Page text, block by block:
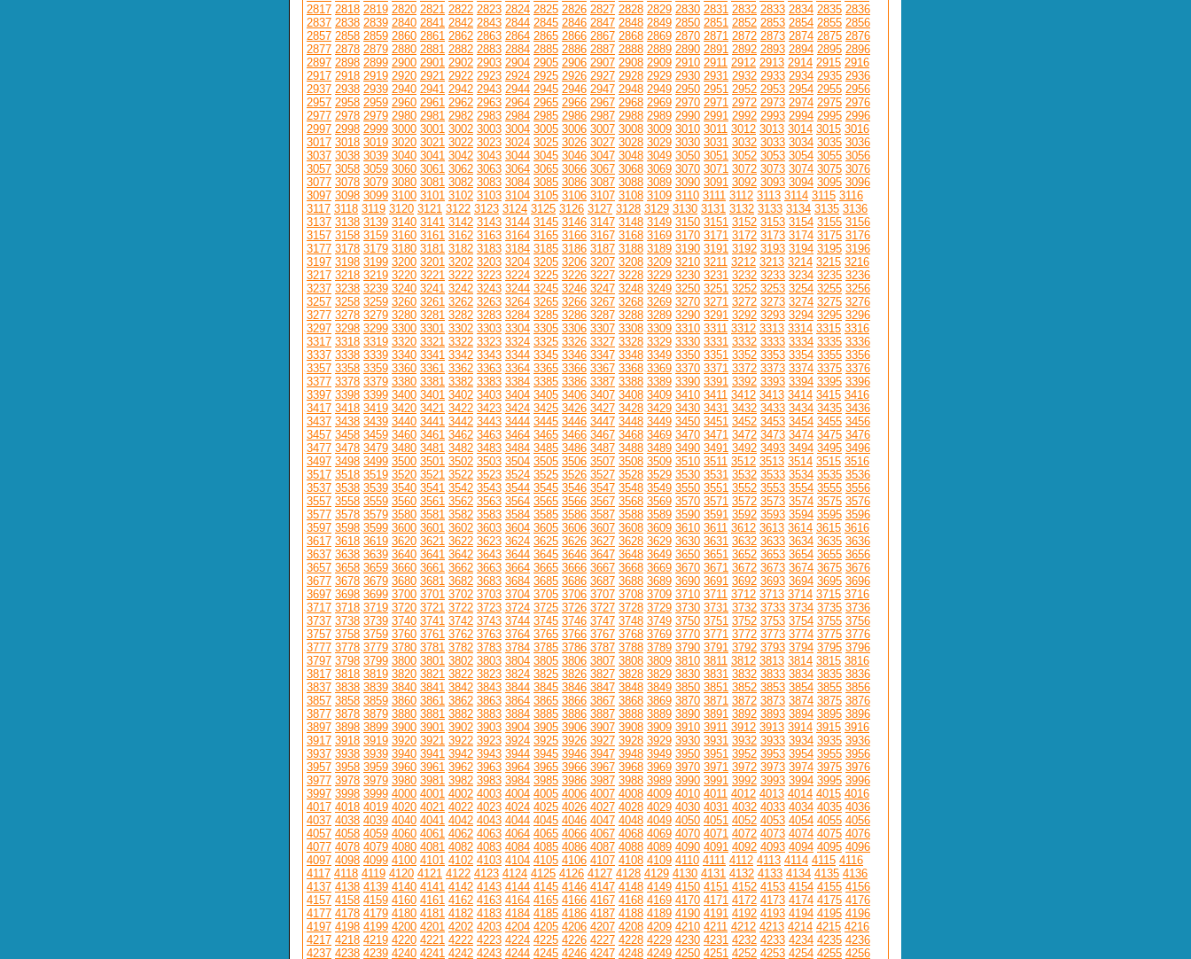
2817 2818 2819 2820 2821 2822 2823 2824 2825 2826 2827 2828 2829 2830 2831 2832 2833 2834 2835 2836
2837 2838 2839 2840 2841 2842 2843 2844 2845 2846 2847 2848 2849 2850 2851 2852 2853 2854 2855 2856
2857 2858 2859 2860 2861 2862 2863 2864 2865 2866 2867 2868 2869 2870 2871 2872 2873 2874 2875 2876
2877 2878 2879 2880 2881 2882 2883 2884 2885 2886 2887 2888 2889 2890 2891 2892 2893 2894 2895 2896
2897 2898 2899 2900 2901 2902 2903 2904 2905 2906 2907 2908 2909 2910 2911 2912 2913 2914 2915 2916
2917 2918 2919 2920 2921 2922 2923 2924 2925 2926 2927 2928 2929 2930 2931 2932 2933 2934 2935 2936
2937 2938 2939 2940 2941 2942 2943 2944 2945 2946 2947 2948 2949 2950 2951 2952 2953 2954 2955 2956
2957 2958 2959 2960 2961 2962 2963 2964 2965 2966 2967 2968 2969 2970 2971 2972 2973 2974 2975 2976
2977 2978 2979 2980 2981 2982 2983 2984 2985 2986 2987 2988 2989 2990 2991 2992 2993 2994 2995 2996
2997 2998 2999 3000 3001 3002 3003 3004 3005 3006 3007 3008 3009 3010 3011 3012 3013 3014 3015 3016
3017 3018 3019 3020 3021 3022 3023 3024 3025 3026 3027 3028 3029 3030 3031 3032 3033 3034 3035 3036
3037 3038 3039 3040 3041 3042 3043 3044 3045 3046 3047 3048 3049 3050 3051 3052 3053 3054 3055 3056
3057 3058 3059 3060 3061 3062 3063 3064 3065 3066 3067 3068 3069 3070 3071 3072 3073 3074 3075 3076
3077 3078 3079 3080 3081 3082 3083 3084 3085 3086 3087 3088 3089 3090 3091 3092 3093 3094 3095 3096
3097 3098 3099 3100 3101 3102 3103 3104 3105 3106 3107 3108 3109 3110 3111 3112 3113 3114 3115 3116
3117 3118 3119 3120 3121 3122 3123 3124 3125 3126 3127 3128 3129 3130 3131 3132 3133 3134 3135 3136
3137 3138 3139 3140 3141 3142 3143 3144 3145 3146 3147 3148 3149 3150 3151 3152 3153 3154 3155 3156
3157 3158 3159 3160 3161 3162 3163 3164 3165 3166 3167 3168 3169 3170 3171 3172 3173 3174 3175 3176
3177 3178 3179 3180 3181 3182 3183 3184 3185 3186 3187 3188 3189 3190 3191 3192 3193 3194 3195 3196
3197 3198 3199 3200 3201 3202 3203 3204 3205 3206 3207 3208 3209 3210 3211 3212 3213 3214 3215 3216
3217 3218 3219 3220 3221 3222 3223 3224 3225 3226 3227 3228 3229 3230 3231 3232 3233 3234 3235 3236
3237 3238 3239 3240 3241 3242 3243 3244 3245 3246 3247 3248 3249 3250 3251 3252 3253 3254 3255 3256
3257 3258 3259 3260 3261 3262 3263 3264 3265 3266 3267 3268 3269 3270 3271 3272 3273 3274 3275 3276
3277 3278 3279 3280 3281 3282 3283 3284 3285 3286 3287 3288 3289 3290 3291 3292 3293 3294 3295 3296
3297 3298 3299 3300 3301 3302 3303 3304 3305 3306 3307 3308 3309 3310 3311 3312 3313 3314 3315 3316
3317 3318 3319 3320 3321 3322 3323 3324 3325 3326 3327 3328 3329 3330 3331 3332 3333 3334 3335 3336
3337 3338 3339 3340 3341 3342 3343 3344 3345 3346 3347 3348 3349 3350 3351 3352 3353 3354 3355 3356
3357 3358 3359 3360 3361 3362 3363 3364 3365 3366 3367 3368 3369 3370 3371 3372 3373 3374 3375 3376
3377 3378 3379 3380 3381 3382 3383 3384 3385 3386 3387 3388 3389 3390 3391 3392 3393 3394 3395 3396
3397 3398 3399 3400 3401 3402 3403 3404 3405 3406 3407 3408 3409 3410 3411 3412 3413 3414 3415 3416
3417 3418 3419 3420 3421 3422 3423 3424 3425 3426 3427 3428 3429 3430 3431 3432 3433 3434 3435 3436
3437 3438 3439 3440 3441 3442 3443 3444 3445 3446 3447 3448 3449 3450 3451 3452 3453 3454 3455 3456
3457 3458 3459 3460 3461 3462 3463 3464 3465 3466 3467 3468 3469 3470 3471 3472 3473 3474 3475 3476
3477 3478 3479 3480 3481 3482 3483 3484 3485 3486 3487 3488 3489 3490 3491 3492 3493 3494 3495 3496
3497 3498 3499 3500 3501 3502 3503 3504 3505 3506 3507 3508 3509 3510 3511 3512 3513 3514 3515 3516
3517 3518 3519 3520 3521 3522 3523 3524 3525 3526 3527 3528 3529 3530 3531 3532 3533 3534 3535 3536
3537 3538 3539 3540 3541 3542 3543 3544 3545 3546 3547 3548 3549 3550 3551 3552 3553 3554 3555 3556
3557 3558 3559 3560 3561 3562 3563 3564 3565 3566 3567 3568 3569 3570 3571 3572 3573 3574 3575 3576
3577 3578 3579 3580 3581 3582 3583 3584 3585 3586 3587 3588 3589 3590 3591 3592 3593 3594 3595 3596
3597 3598 3599 3600 3601 3602 3603 3604 3605 3606 3607 3608 3609 3610 3611 3612 3613 3614 3615 3616
3617 3618 3619 3620 3621 3622 3623 3624 3625 3626 3627 3628 3629 3630 3631 3632 3633 3634 3635 3636
3637 3638 3639 3640 3641 3642 3643 3644 3645 3646 3647 3648 3649 3650 3651 3652 3653 3654 3655 3656
3657 3658 3659 3660 3661 3662 3663 3664 3665 3666 3667 3668 3669 3670 3671 3672 3673 3674 3675 3676
3677 3678 3679 3680 3681 3682 3683 3684 3685 3686 3687 3688 3689 3690 3691 3692 3693 3694 3695 3696
3697 3698 3699 3700 3701 3702 3703 3704 3705 3706 3707 3708 3709 3710 3711 3712 3713 3714 3715 3716
3717 3718 3719 3720 3721 3722 3723 3724 3725 3726 3727 3728 3729 3730 3731 3732 3733 3734 3735 3736
3737 3738 3739 3740 3741 3742 3743 3744 3745 3746 3747 3748 3749 3750 3751 3752 3753 3754 3755 3756
3757 3758 3759 3760 3761 3762 3763 3764 3765 3766 3767 3768 3769 3770 3771 3772 3773 3774 3775 3776
3777 3778 3779 3780 3781 3782 3783 3784 3785 3786 3787 3788 3789 3790 3791 3792 3793 3794 3795 3796
3797 3798 3799 3800 3801 3802 3803 3804 3805 3806 3807 3808 3809 3810 3811 3812 3813 3814 3815 3816
3817 3818 3819 3820 3821 3822 3823 3824 3825 3826 3827 3828 3829 3830 3831 3832 3833 3834 3835 3836
3837 3838 3839 3840 3841 3842 3843 3844 3845 3846 3847 3848 3849 3850 3851 3852 3853 3854 3855 3856
3857 3858 3859 3860 3861 3862 3863 3864 3865 3866 3867 3868 3869 3870 3871 3872 3873 3874 3875 3876
3877 3878 3879 3880 3881 3882 3883 3884 3885 3886 3887 3888 3889 3890 3891 3892 3893 3894 3895 3896
3897 3898 3899 3900 3901 3902 3903 3904 3905 3906 3907 3908 3909 3910 3911 3912 3913 3914 3915 3916
3917 3918 3919 3920 3921 3922 3923 3924 3925 3926 3927 3928 3929 3930 3931 3932 3933 3934 3935 3936
3937 3938 3939 3940 3941 3942 3943 3944 3945 3946 3947 3948 3949 3950 3951 3952 3953 3954 3955 3956
3957 3958 3959 3960 3961 3962 3963 3964 3965 3966 3967 3968 3969 3970 3971 3972 3973 3974 3975 3976
3977 3978 3979 3980 3981 3982 3983 3984 3985 3986 3987 3988 3989 3990 3991 3992 3993 3994 3995 3996
3997 3998 3999 4000 4001 4002 4003 4004 4005 4006 4007 4008 4009 4010 4011 4012 4013 4014 4015 4016
4017 4018 4019 4020 4021 4022 4023 4024 4025 4026 4027 4028 4029 4030 4031 4032 4033 4034 4035 4036
4037 4038 4039 4040 4041 4042 4043 4044 4045 4046 4047 4048 4049 4050 4051 4052 4053 4054 4055 4056
4057 4058 4059 4060 4061 4062 4063 4064 4065 4066 4067 4068 4069 4070 4071 4072 4073 4074 4075 4076
4077 4078 4079 4080 4081 4082 4083 4084 4085 4086 4087 4088 4089 4090 4091 4092 4093 4094 4095 4096
4097 4098 4099 4100 4101 4102 4103 4104 4105 4106 4107 4108 4109 4110 4111 4112 4113 4114 4115 4116
4117 4118 4119 4120 4121 4122 4123 4124 4125 4126 4127 4128 4129 4130 4131 4132 4133 4134 4135 4136
4137 4138 4139 4140 4141 4142 4143 4144 4145 4146 4147 4148 4149 4150 4151 4152 4153 4154 4155 4156
4157 4158 4159 4160 4161 4162 4163 4164 4165 4166 4167 4168 4169 4170 4171 4172 4173 4174 4175 4176
4177 4178 4179 4180 4181 4182 4183 4184 4185 4186 4187 4188 4189 4190 4191 4192 4193 4194 4195 4196
4197 4198 4199 4200 4201 4202 4203 4204 4205 4206 4207 4208 4209 4210 4211 4212 4213 4214 4215 4216
4217 4218 4219 4220 4221 4222 4223 4224 4225 4226 4227 4228 4229 4230 4231 4232 4233 4234 4235 4236
4237 4238 4239 4240 4241 4242 4243 4244 4245 4246 4247 4248 4249 4250 4251 4252 4253 4254 4255 4256